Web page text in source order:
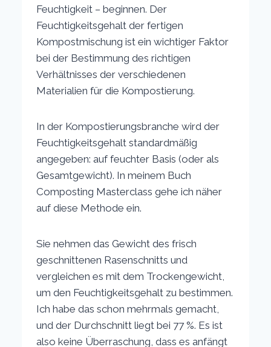
Feuchtigkeit – beginnen. Der
Feuchtigkeitsgehalt der fertigen
Kompostmischung ist ein wichtiger Faktor
bei der Bestimmung des richtigen
Verhältnisses der verschiedenen
Materialien für die Kompostierung.
In der Kompostierungsbranche wird der
Feuchtigkeitsgehalt standardmäßig
angegeben: auf feuchter Basis (oder als
Gesamtgewicht). In meinem Buch
Composting Masterclass gehe ich näher
auf diese Methode ein.
Sie nehmen das Gewicht des frisch
geschnittenen Rasenschnitts und
vergleichen es mit dem Trockengewicht,
um den Feuchtigkeitsgehalt zu bestimmen.
Ich habe das schon mehrmals gemacht,
und der Durchschnitt liegt bei 77 %. Es ist
also keine Überraschung, dass es anfängt